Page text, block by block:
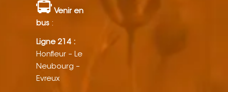
Venir en
bus:
Ligne 214 :
Honfleur – Le
Neubourg –
Evreux